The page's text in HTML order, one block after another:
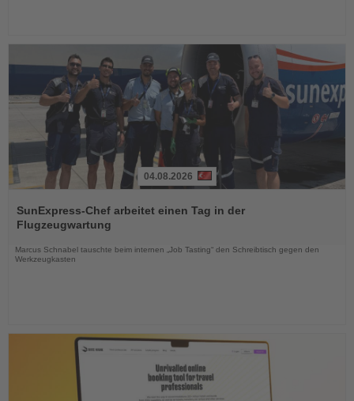
Sie
die
Nachrichten
04.08.2026
SunExpress-Chef arbeitet einen Tag in der
Flugzeugwartung
Marcus Schnabel tauschte beim internen „Job Tasting“ den Schreibtisch gegen den
Werkzeugkasten